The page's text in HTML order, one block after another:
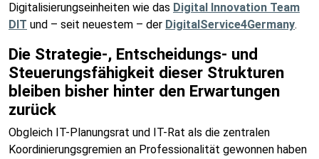
Digitalisierungseinheiten wie das Digital Innovation Team
DIT und – seit neuestem – der DigitalService4Germany.
Die Strategie-, Entscheidungs- und
Steuerungsfähigkeit dieser Strukturen
bleiben bisher hinter den Erwartungen
zurück
Obgleich IT-Planungsrat und IT-Rat als die zentralen
Koordinierungsgremien an Professionalität gewonnen haben